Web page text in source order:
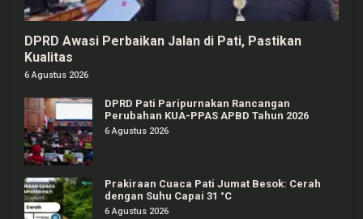
DPRD Awasi Perbaikan Jalan di Pati, Pastikan
Kualitas
6 Agustus 2026
DPRD Pati Paripurnakan Rancangan
Perubahan KUA-PPAS APBD Tahun 2026
6 Agustus 2026
Prakiraan Cuaca Pati Jumat Besok: Cerah
dengan Suhu Capai 31 °C
6 Agustus 2026